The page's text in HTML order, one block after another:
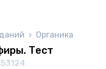
› Органика
Тест
53124